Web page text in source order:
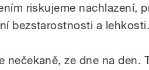
riskujeme nachlazení,
bezstarostnosti a lehkosti.
nečekaně, ze dne na den.